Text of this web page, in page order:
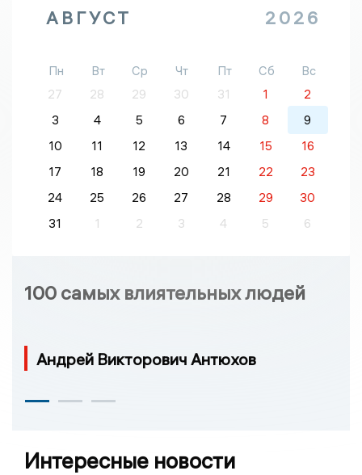
АВГУСТ 2026
Пн Вт Ср Чт Пт Сб
Вс
27
28 29 30 31 1
2
3
4 5 6 7 8
9
10
11 12 13 14 15
16
17
18 19 20 21 22
23
24
25 26 27 28 29
30
31
1 2 3 4 5 6
100 самых влиятельных людей
Андрей Викторович Антюхов
Интересные новости